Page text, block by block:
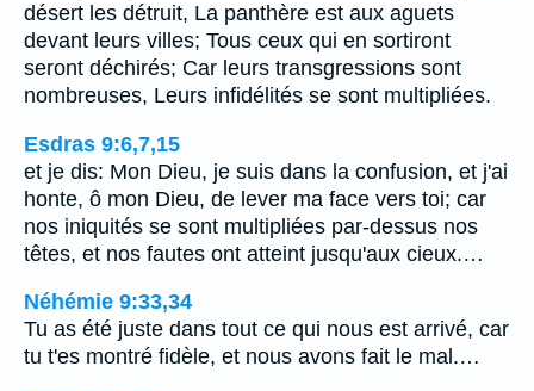
désert les détruit, La panthère est aux aguets
devant leurs villes; Tous ceux qui en sortiront
seront déchirés; Car leurs transgressions sont
nombreuses, Leurs infidélités se sont multipliées.
Esdras 9:6,7,15
et je dis: Mon Dieu, je suis dans la confusion, et j'ai
honte, ô mon Dieu, de lever ma face vers toi; car
nos iniquités se sont multipliées par-dessus nos
têtes, et nos fautes ont atteint jusqu'aux cieux.…
Néhémie 9:33,34
Tu as été juste dans tout ce qui nous est arrivé, car
tu t'es montré fidèle, et nous avons fait le mal.…